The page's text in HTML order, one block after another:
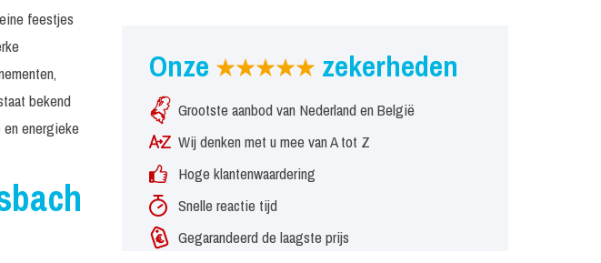
feestjes
bekend
energieke
Onze zekerheden
Grootste aanbod van Nederland en België
Wij denken met u mee van A tot Z
Hoge klantenwaardering
Snelle reactie tijd
Gegarandeerd de laagste prijs